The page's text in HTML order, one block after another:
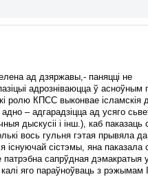
ад дзяржавы,- паняцці не
адрозніваюцца ў асноўным
КПСС выконвае ісламскія
– адгарадзіцца ад усяго
дыскусіі і інш.), каб паказаць
вось гульня гэтая прывяла да
існуючай сістэмы, яна паказала
сапрўдная дэмакратыя
яго параўноўваць з рэжымам